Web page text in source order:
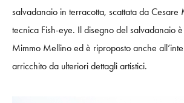
salvadanaio in terracotta, scattata da Cesare
tecnica Fish-eye. Il disegno del salvadanaio
Mimmo Mellino ed è riproposto anche
arricchito da ulteriori dettagli artistici.